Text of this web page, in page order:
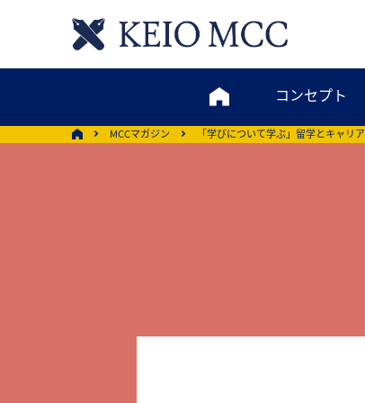
コンセプト
MCCマガジン 「学びについて学ぶ」留学とキャリア